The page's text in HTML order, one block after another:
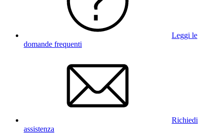
Leggi le
domande frequenti
Richiedi
assistenza